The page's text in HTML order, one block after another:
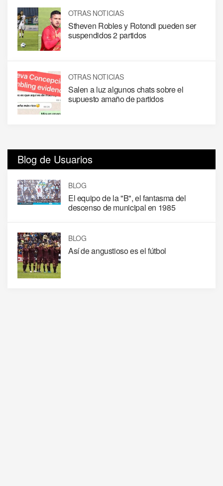
OTRAS NOTICIAS
Stheven Robles y Rotondi pueden ser
suspendidos 2 partidos
OTRAS NOTICIAS
Salen a luz algunos chats sobre el
supuesto amaño de partidos
Blog de Usuarios
BLOG
El equipo de la "B", el fantasma del
descenso de municipal en 1985
BLOG
Así de angustioso es el fútbol